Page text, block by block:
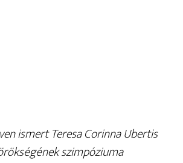
ismert Teresa Corinna Ubertis
szimpóziuma